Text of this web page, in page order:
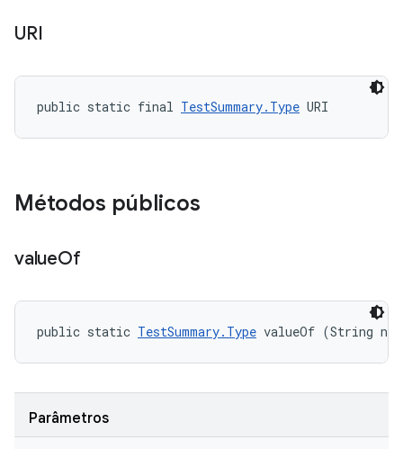
URI
public static final TestSummary.Type URI
Métodos públicos
valueOf
public static TestSummary.Type valueOf (String
Parâmetros